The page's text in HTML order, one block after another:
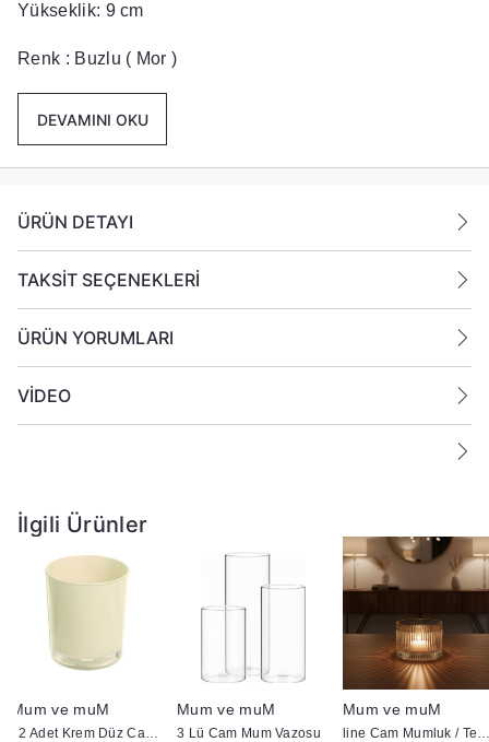
Yükseklik: 9 cm
Renk : Buzlu ( Mor )
Gönderilmektedir.
DEVAMINI OKU
ÜRÜN DETAYI
TAKSİT SEÇENEKLERİ
ÜRÜN YORUMLARI
VİDEO
İlgili Ürünler
Mum ve muM
12 Adet Krem Düz Cam Bardak - Doluma Uygun 403
Mum ve muM
3 Lü Cam Mum Vazosu
Mum ve muM
line Cam Mumluk / Tea